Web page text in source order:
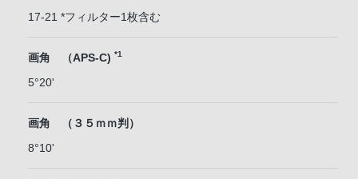
17-21 *フィルター1枚含む
画角 （APS-C) *1
5°20'
画角 （３５ｍｍ判）
8°10'